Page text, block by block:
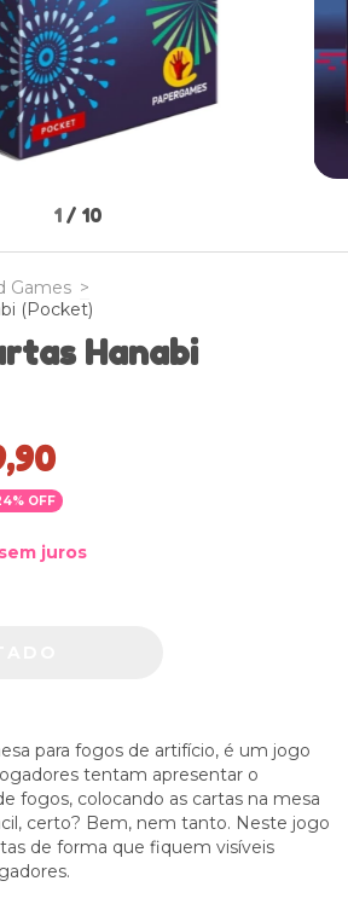
1/ 10
Games >
(Pocket)
Hanabi
% OFF
sem juros
para fogos de artifício, é um jogo
tentam apresentar o
fogos, colocando as cartas na mesa
certo? Bem, nem tanto. Neste jogo
de forma que fiquem visíveis